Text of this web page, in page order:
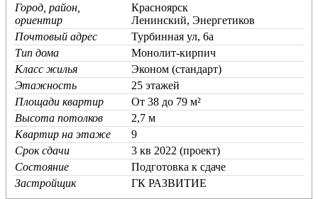
Город, район,
ориентир
Красноярск
Ленинский, Энергетиков
Почтовый адрес
Турбинная ул, 6а
Тип дома
Монолит-кирпич
Класс жилья
Эконом (стандарт)
Этажность
25 этажей
Площади квартир
От 38 до 79 м²
Высота потолков
2,7 м
Квартир на этаже
9
Срок сдачи
3 кв 2022 (проект)
Состояние
Подготовка к сдаче
Застройщик
ГК РАЗВИТИЕ